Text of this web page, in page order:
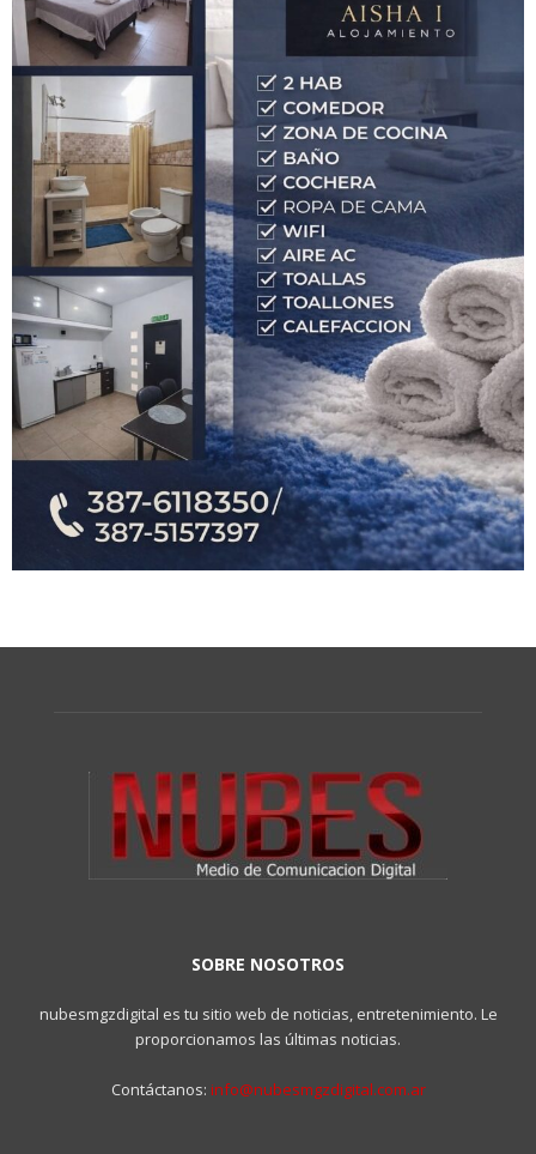
SOBRE NOSOTROS
nubesmgzdigital es tu sitio web de noticias, entretenimiento. Le
proporcionamos las últimas noticias.
Contáctanos: info@nubesmgzdigital.com.ar